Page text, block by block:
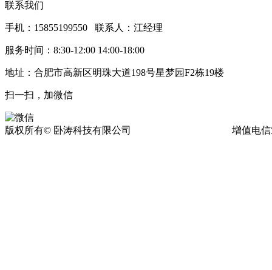
联系我们
手机：15855199550 联系人：江经理
服务时间：8:30-12:00 14:00-18:00
地址：合肥市高新区明珠大道198号星梦园F2栋19楼
扫一扫，加微信
版权所有© 卧涛科技有限公司 增值电